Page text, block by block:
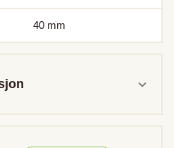
40 mm